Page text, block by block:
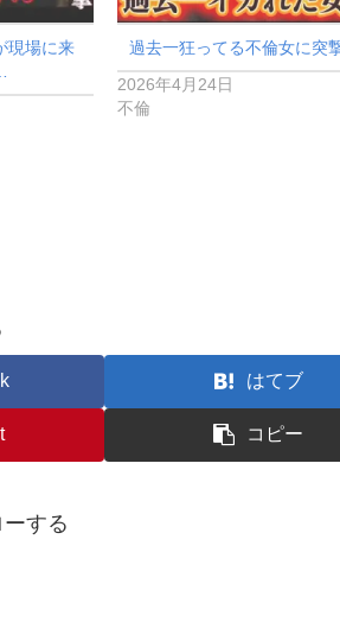
現場に来
過去一狂ってる不倫女に突
2026年4月24日
不倫
はてブ
コピー
する